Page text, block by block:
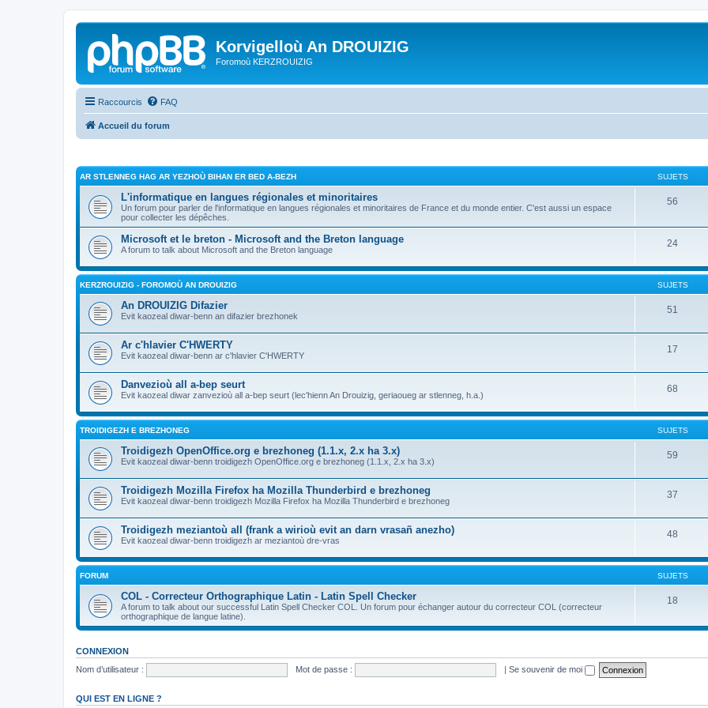
Korvigelloù An DROUIZIG
Foromoù KERZROUIZIG
Raccourcis FAQ
Accueil du forum
AR STLENNEG HAG AR YEZHOÙ BIHAN ER BED A-BEZH SUJETS
L'informatique en langues régionales et minoritaires
Un forum pour parler de l'informatique en langues régionales et minoritaires de France et du monde entier. C'est aussi un espace
pour collecter les dépêches.
56
Microsoft et le breton - Microsoft and the Breton language
A forum to talk about Microsoft and the Breton language
24
KERZROUIZIG - FOROMOÙ AN DROUIZIG SUJETS
An DROUIZIG Difazier
Evit kaozeal diwar-benn an difazier brezhonek
51
Ar c'hlavier C'HWERTY
Evit kaozeal diwar-benn ar c'hlavier C'HWERTY
17
Danvezioù all a-bep seurt
Evit kaozeal diwar zanvezioù all a-bep seurt (lec'hienn An Drouizig, geriaoueg ar stlenneg, h.a.)
68
TROIDIGEZH E BREZHONEG SUJETS
Troidigezh OpenOffice.org e brezhoneg (1.1.x, 2.x ha 3.x)
Evit kaozeal diwar-benn troidigezh OpenOffice.org e brezhoneg (1.1.x, 2.x ha 3.x)
59
Troidigezh Mozilla Firefox ha Mozilla Thunderbird e brezhoneg
Evit kaozeal diwar-benn troidigezh Mozilla Firefox ha Mozilla Thunderbird e brezhoneg
37
Troidigezh meziantoù all (frank a wirioù evit an darn vrasañ anezho)
Evit kaozeal diwar-benn troidigezh ar meziantoù dre-vras
48
FORUM SUJETS
COL - Correcteur Orthographique Latin - Latin Spell Checker
A forum to talk about our successful Latin Spell Checker COL. Un forum pour échanger autour du correcteur COL (correcteur
orthographique de langue latine).
18
CONNEXION
Nom d’utilisateur :
Mot de passe : | Se souvenir de moi
QUI EST EN LIGNE ?